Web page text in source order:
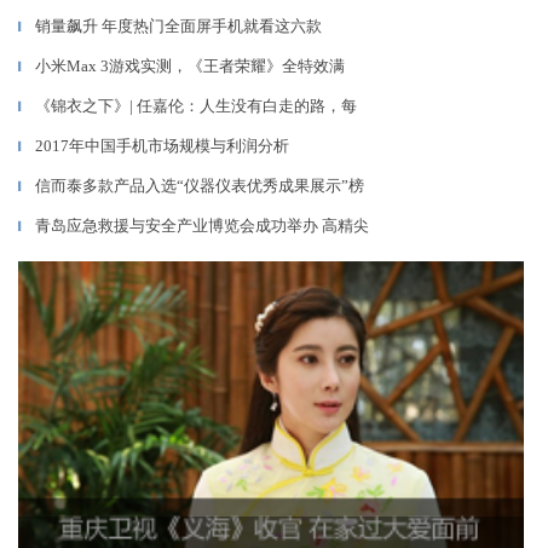
▎ 销量飙升 年度热门全面屏手机就看这六款
▎ 小米Max 3游戏实测，《王者荣耀》全特效满
▎ 《锦衣之下》| 任嘉伦：人生没有白走的路，每
▎ 2017年中国手机市场规模与利润分析
▎ 信而泰多款产品入选“仪器仪表优秀成果展示”榜
▎ 青岛应急救援与安全产业博览会成功举办 高精尖